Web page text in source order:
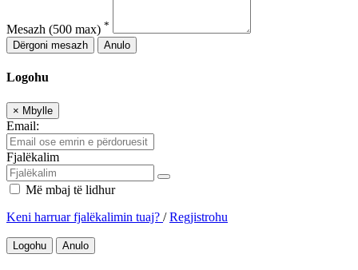
Mesazh (500 max) *
Dërgoni mesazh
Anulo
Logohu
× Mbylle
Email:
Fjalëkalim
Më mbaj të lidhur
Keni harruar fjalëkalimin tuaj? /Regjistrohu
Logohu Anulo